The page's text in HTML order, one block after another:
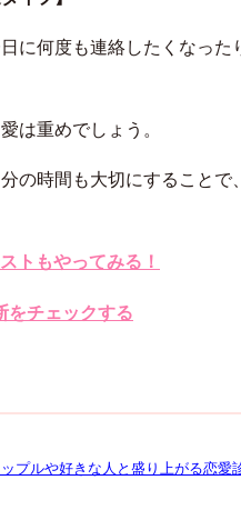
に何度も連絡したくなった
は重めでしょう。
の時間も大切にすることで
トもやってみる！
をチェックする
プルや好きな人と盛り上がる恋愛